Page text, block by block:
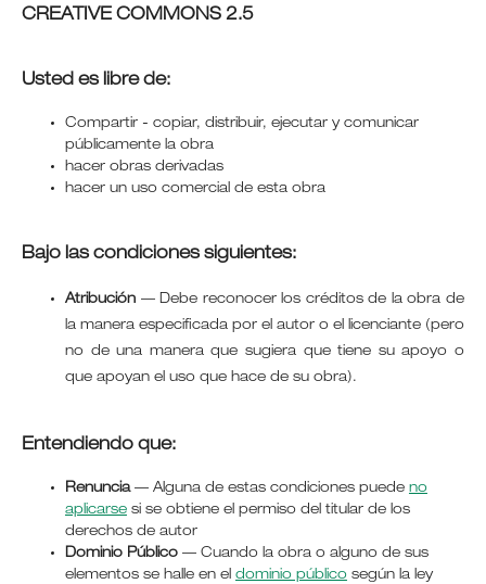
CREATIVE COMMONS 2.5
Usted es libre de:
Compartir - copiar, distribuir, ejecutar y comunicar
públicamente la obra
hacer obras derivadas
hacer un uso comercial de esta obra
Bajo las condiciones siguientes:
Atribución—Debe reconocer los créditos de la obra de
la manera especificada por el autor o el licenciante (pero
no de una manera que sugiera que tiene su apoyo o
que apoyan el uso que hace de su obra).
Entendiendo que:
Renuncia— Alguna de estas condiciones puede no
aplicarsesi se obtiene el permiso del titular de los
derechos de autor
Dominio Público— Cuando la obra o alguno de sus
elementos se halle en el dominio públicosegún la ley